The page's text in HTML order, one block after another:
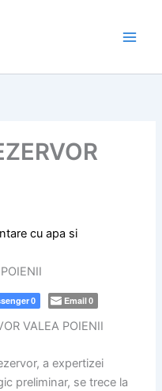
cu apa si
0 Email 0
VALEA POIENII
a expertizei
preliminar, se trece la